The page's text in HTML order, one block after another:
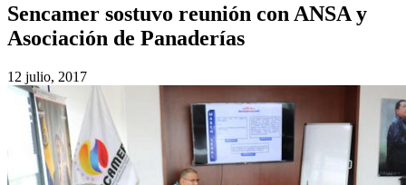
Sencamer sostuvo reunión con ANSA y
Asociación de Panaderías
12 julio, 2017